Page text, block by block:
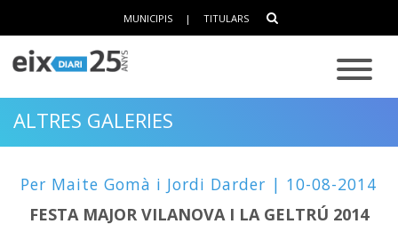
MUNICIPIS | TITULARS
ALTRES GALERIES
Per Maite Gomà i Jordi Darder | 10-08-2014
FESTA MAJOR VILANOVA I LA GELTRÚ 2014